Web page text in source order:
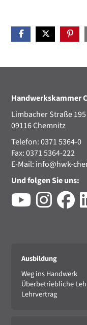
Handwerkskammer
Limbacher Straße 195
09116 Chemnitz
Telefon: 0371 5364-0
Fax: 0371 5364-222
E-Mail: info@hwk-
Und folgen Sie uns:
Ausbildung
Weg ins Handwerk
Überbetriebliche
Lehrvertrag